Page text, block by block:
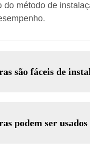
método de
são fáceis de
podem ser